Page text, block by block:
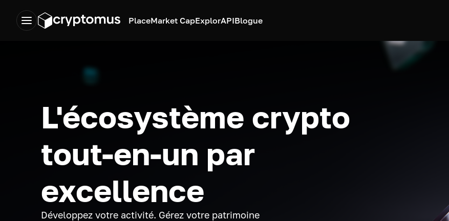
PlaceMarket CapExplorAPIBlogue
L'écosystème crypto
tout-en-un par
excellence
Développez votre activité. Gérez votre patrimoine